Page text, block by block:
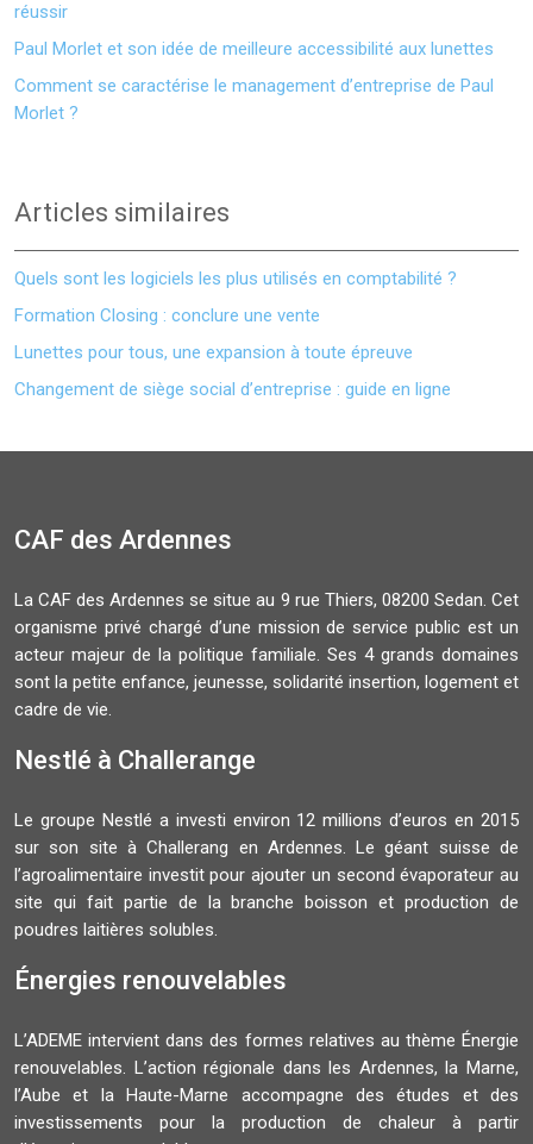
réussir
Paul Morlet et son idée de meilleure accessibilité aux lunettes
Comment se caractérise le management d’entreprise de Paul
Morlet ?
Articles similaires
Quels sont les logiciels les plus utilisés en comptabilité ?
Formation Closing : conclure une vente
Lunettes pour tous, une expansion à toute épreuve
Changement de siège social d’entreprise : guide en ligne
CAF des Ardennes
La CAF des Ardennes se situe au 9 rue Thiers, 08200 Sedan. Cet
organisme privé chargé d’une mission de service public est un
acteur majeur de la politique familiale. Ses 4 grands domaines
sont la petite enfance, jeunesse, solidarité insertion, logement et
cadre de vie.
Nestlé à Challerange
Le groupe Nestlé a investi environ 12 millions d’euros en 2015
sur son site à Challerang en Ardennes. Le géant suisse de
l’agroalimentaire investit pour ajouter un second évaporateur au
site qui fait partie de la branche boisson et production de
poudres laitières solubles.
Énergies renouvelables
L’ADEME intervient dans des formes relatives au thème Énergie
renouvelables. L’action régionale dans les Ardennes, la Marne,
l’Aube et la Haute-Marne accompagne des études et des
investissements pour la production de chaleur à partir